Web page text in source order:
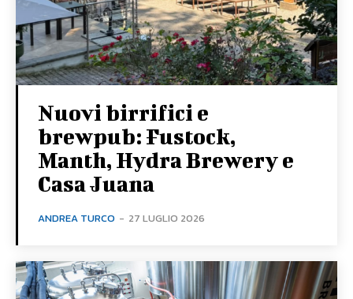
Nuovi birrifici e
brewpub: Fustock,
Manth, Hydra Brewery e
Casa Juana
ANDREA TURCO - 27 LUGLIO 2026